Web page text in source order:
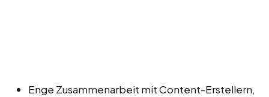
Enge Zusammenarbeit mit Content-Erstellern,